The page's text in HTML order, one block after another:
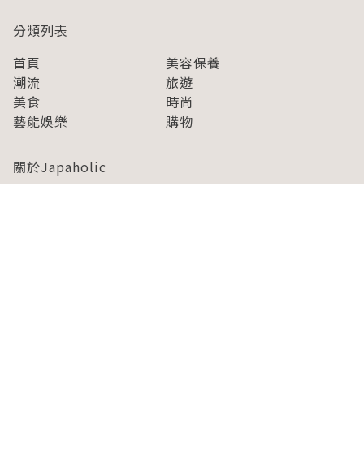
分類列表
首頁
美容保養
潮流
旅遊
美食
時尚
藝能娛樂
購物
關於Japaholic